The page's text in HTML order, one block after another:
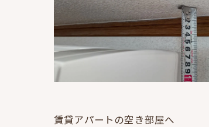
賃貸アパートの空き部屋へ